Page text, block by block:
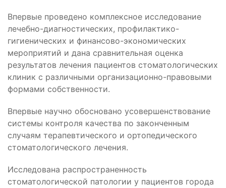
Впервые проведено комплексное исследование
лечебно-диагностических, профилактико-
гигиенических и финансово-экономических
мероприятий и дана сравнительная оценка
результатов лечения пациентов стоматологических
клиник с различными организационно-правовыми
формами собственности.
Впервые научно обосновано усовершенствование
системы контроля качества по законченным
случаям терапевтического и ортопедического
стоматологического лечения.
Исследована распространенность
стоматологической патологии у пациентов города